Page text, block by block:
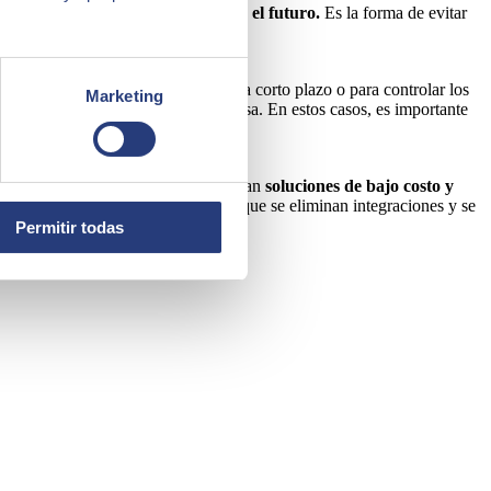
Marketing
Permitir todas
puede ahorrar tiempo y costos en el futuro. Es la forma de evitar
nuestras necesidades.
en línea, ya sea para objetivos a corto plazo o para controlar los
las implicaciones para la empresa. En estos casos, es importante
a largo plazo. Más bien, se buscan soluciones de bajo costo y
un 50 o 75%, ya que se eliminan integraciones y se